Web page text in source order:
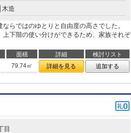
木造
らではのゆとりと自由度の高さでした。
下階の使い分けができるため、家族それぞ
面積 詳細
検討リスト
79.74㎡ 詳細を見る 追加する
目